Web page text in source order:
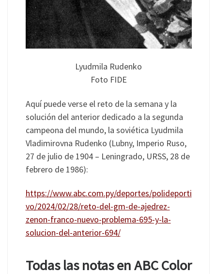
Lyudmila Rudenko
Foto FIDE
Aquí puede verse el reto de la semana y la
solución del anterior dedicado a la segunda
campeona del mundo, la soviética Lyudmila
Vladimirovna Rudenko (Lubny, Imperio Ruso,
27 de julio de 1904 – Leningrado, URSS, 28 de
febrero de 1986):
https://www.abc.com.py/deportes/polideporti
vo/2024/02/28/reto-del-gm-de-ajedrez-
zenon-franco-nuevo-problema-695-y-la-
solucion-del-anterior-694/
Todas las notas en ABC Color